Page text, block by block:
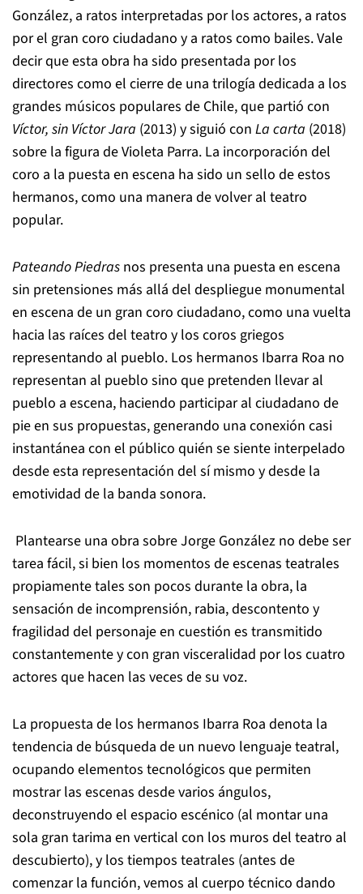
González, a ratos interpretadas por los actores, a ratos
por el gran coro ciudadano y a ratos como bailes. Vale
decir que esta obra ha sido presentada por los
directores como el cierre de una trilogía dedicada a los
grandes músicos populares de Chile, que partió con
Víctor, sin Víctor Jara (2013) y siguió con La carta (2018)
sobre la figura de Violeta Parra. La incorporación del
coro a la puesta en escena ha sido un sello de estos
hermanos, como una manera de volver al teatro
popular.
Pateando Piedras nos presenta una puesta en escena
sin pretensiones más allá del despliegue monumental
en escena de un gran coro ciudadano, como una vuelta
hacia las raíces del teatro y los coros griegos
representando al pueblo. Los hermanos Ibarra Roa no
representan al pueblo sino que pretenden llevar al
pueblo a escena, haciendo participar al ciudadano de
pie en sus propuestas, generando una conexión casi
instantánea con el público quién se siente interpelado
desde esta representación del sí mismo y desde la
emotividad de la banda sonora.
Plantearse una obra sobre Jorge González no debe ser
tarea fácil, si bien los momentos de escenas teatrales
propiamente tales son pocos durante la obra, la
sensación de incomprensión, rabia, descontento y
fragilidad del personaje en cuestión es transmitido
constantemente y con gran visceralidad por los cuatro
actores que hacen las veces de su voz.
La propuesta de los hermanos Ibarra Roa denota la
tendencia de búsqueda de un nuevo lenguaje teatral,
ocupando elementos tecnológicos que permiten
mostrar las escenas desde varios ángulos,
deconstruyendo el espacio escénico (al montar una
sola gran tarima en vertical con los muros del teatro al
descubierto), y los tiempos teatrales (antes de
comenzar la función, vemos al cuerpo técnico dando